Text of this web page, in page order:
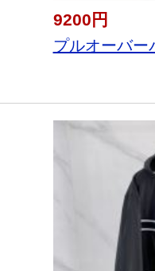
9200円
プルオーバー